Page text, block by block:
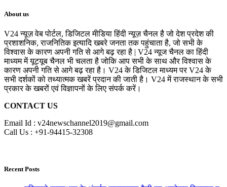
About us
V24 न्यूज़ वेब पोर्टल, डिजिटल मीडिया हिंदी न्यूज़ चैनल है जो देश प्रदेश की
प्रशाशनिक, राजनितिक इत्यादि खबरे जनता तक पहुंचाता है, जो सभी के
विश्वास के कारण अपनी गति से आगे बढ़ रहा है | V24 न्यूज चैनल का हिंदी
माध्यम में यूट्यूब चैनल भी चलता है जोकि आप सभी के साथ और विश्वास के
कारण अपनी गति से आगे बढ़ रहा है। V24 के डिजिटल माध्यम पर V24 के
सभी दर्शकों को तथ्यात्मक खबरें प्रदान की जाती है। V24 में राजस्थान के सभी
प्रकार के खबरों एवं विज्ञापनों के लिए संपर्क करें।
CONTACT US
Email Id : v24newschannel2019@gmail.com
Call Us : +91-94415-32308
Recent Posts